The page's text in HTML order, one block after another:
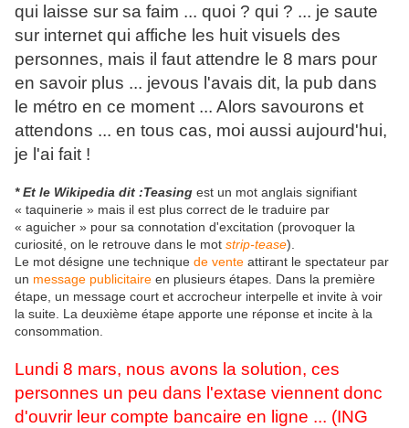
qui laisse sur sa faim ... quoi ? qui ? ... je saute
sur internet qui affiche les huit visuels des
personnes, mais il faut attendre le 8 mars pour
en savoir plus ... jevous l'avais dit, la pub dans
le métro en ce moment ... Alors savourons et
attendons ... en tous cas, moi aussi aujourd'hui,
je l'ai fait !
* Et le Wikipedia dit :Teasing est un mot anglais signifiant
« taquinerie » mais il est plus correct de le traduire par
« aguicher » pour sa connotation d'excitation (provoquer la
curiosité, on le retrouve dans le mot strip-tease).
Le mot désigne une technique de vente attirant le spectateur par
un message publicitaire en plusieurs étapes. Dans la première
étape, un message court et accrocheur interpelle et invite à voir
la suite. La deuxième étape apporte une réponse et incite à la
consommation.
Lundi 8 mars, nous avons la solution, ces
personnes un peu dans l'extase viennent donc
d'ouvrir leur compte bancaire en ligne ... (ING